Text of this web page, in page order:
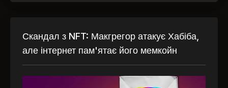
Скандал з NFT: Макгрегор атакує Хабіба,
але інтернет пам'ятає його мемкойн